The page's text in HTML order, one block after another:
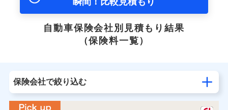
自動車保険会社別見積もり結果
（保険料一覧）
保険会社で絞り込む